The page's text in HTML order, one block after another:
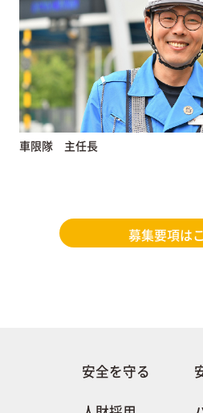
車限隊 主任長
募集要項は
安全を守る